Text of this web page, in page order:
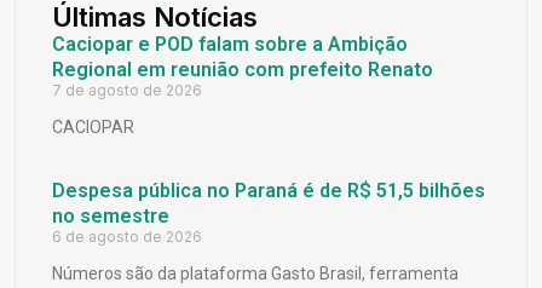
Últimas Notícias
Caciopar e POD falam sobre a Ambição
Regional em reunião com prefeito Renato
7 de agosto de 2026
CACIOPAR
Despesa pública no Paraná é de R$ 51,5 bilhões
no semestre
6 de agosto de 2026
Números são da plataforma Gasto Brasil, ferramenta